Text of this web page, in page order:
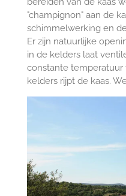
"champignon" aan de
schimmelwerking en
Er zijn natuurlijke
in de kelders laat
constante temperatuur
kelders rijpt de kaas.